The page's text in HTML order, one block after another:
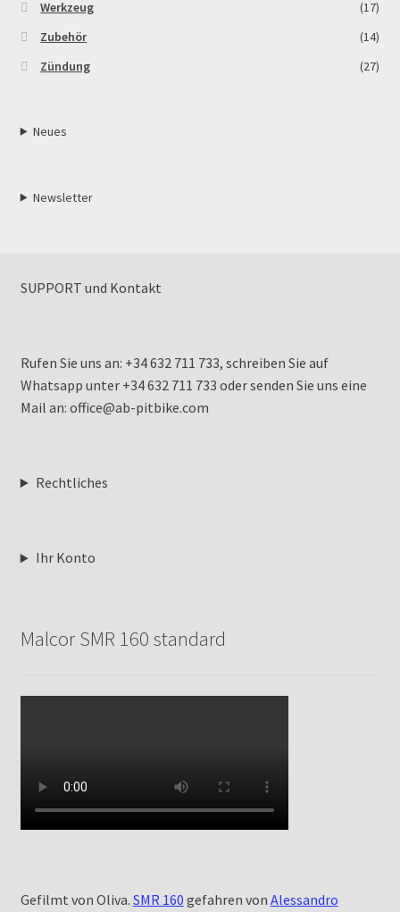
Werkzeug
(17)
Zubehör
(14)
Zündung
(27)
Neues
Newsletter
SUPPORT und Kontakt
Rufen Sie uns an: +34 632 711 733, schreiben Sie auf
Whatsapp unter +34 632 711 733 oder senden Sie uns eine
Mail an: office@ab-pitbike.com
Rechtliches
Ihr Konto
Malcor SMR 160 standard
Gefilmt von Oliva. SMR 160 gefahren von Alessandro